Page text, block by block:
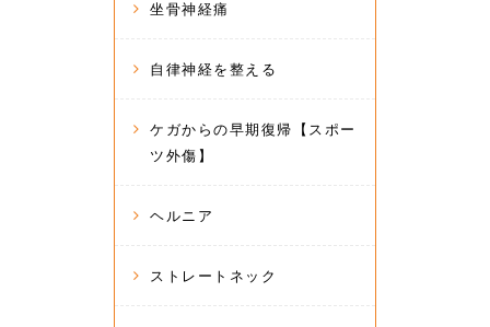
坐骨神経痛
自律神経を整える
ケガからの早期復帰【スポー
ツ外傷】
ヘルニア
ストレートネック